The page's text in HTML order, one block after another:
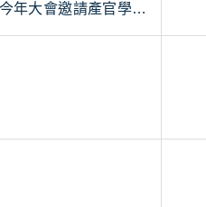
年大會邀請產官學界